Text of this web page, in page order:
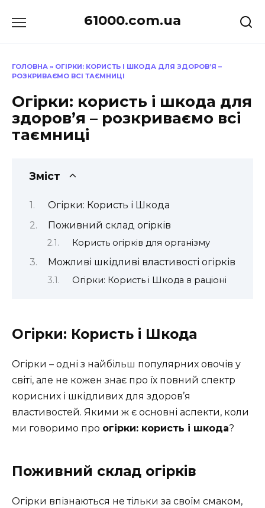
до
61000.com.ua
ГОЛОВНА » ОГІРКИ: КОРИСТЬ І ШКОДА ДЛЯ ЗДОРОВ’Я –
РОЗКРИВАЄМО ВСІ ТАЄМНИЦІ
Огірки: користь і шкода для
здоров’я – розкриваємо всі
таємниці
Зміст
Огірки: Користь і Шкода
Поживний склад огірків
Користь огірків для організму
Можливі шкідливі властивості огірків
Огірки: Користь і Шкода в раціоні
Огірки: Користь і Шкода
Огірки – одні з найбільш популярних овочів у
світі, але не кожен знає про їх повний спектр
корисних і шкідливих для здоров’я
властивостей. Якими ж є основні аспекти, коли
ми говоримо про огірки: користь і шкода?
Поживний склад огірків
Огірки впізнаються не тільки за своїм смаком,